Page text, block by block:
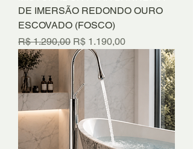
DE IMERSÃO REDONDO OURO
ESCOVADO (FOSCO)
Preço normal
R$ 1.290,00 Preço promocional
R$ 1.190,00